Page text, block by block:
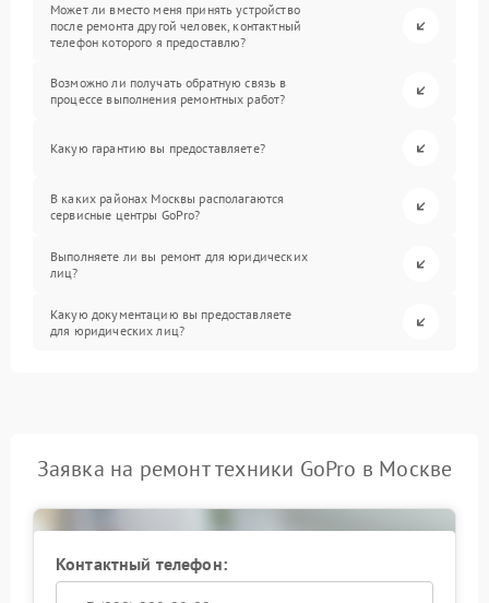
Может ли вместо меня принять устройство
после ремонта другой человек, контактный
телефон которого я предоставлю?
Возможно ли получать обратную связь в
процессе выполнения ремонтных работ?
Какую гарантию вы предоставляете?
В каких районах Москвы располагаются
сервисные центры GoPro?
Выполняете ли вы ремонт для юридических
лиц?
Какую документацию вы предоставляете
для юридических лиц?
Заявка на ремонт техники GoPro в Москве
Контактный телефон: